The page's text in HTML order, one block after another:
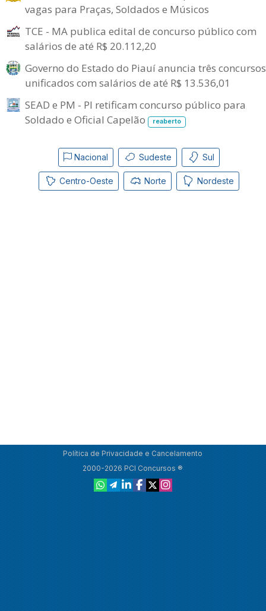
vagas para Praças, Soldados e Músicos
TCE - MA publica edital de concurso público com
salários de até R$ 20.112,20
Governo do Estado do Piauí anuncia três concursos
unificados com salários de até R$ 13.536,01
SEAD e PM - PI retificam concurso público para
Soldado e Oficial Capelão
reaberto
Nacional Sudeste Sul
Centro-Oeste Norte Nordeste
Política de Privacidade e Cancelamento
2000-2026 PCI Concursos ®